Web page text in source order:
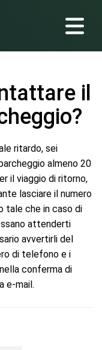
il
ritardo, sei
almeno 20
il viaggio di ritorno,
lasciare il numero
tale che in caso di
attenderti
avvertirli del
di telefono e i
conferma di
e-mail.